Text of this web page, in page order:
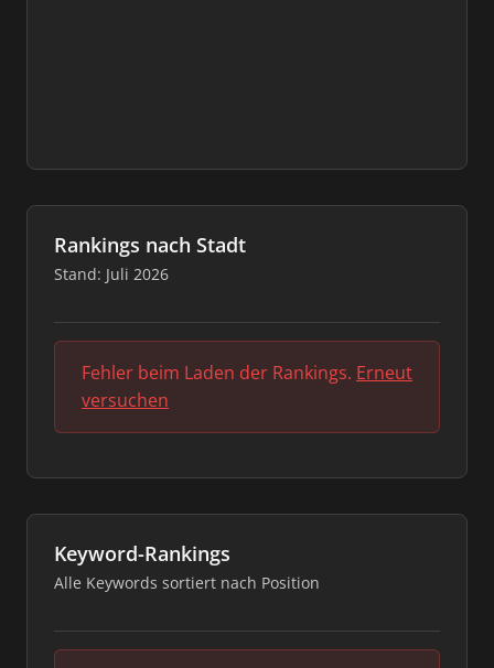
Rankings nach Stadt
Stand: Juli 2026
Fehler beim Laden der Rankings. Erneut
versuchen
Keyword-Rankings
Alle Keywords sortiert nach Position